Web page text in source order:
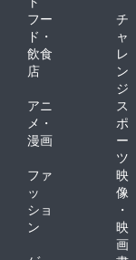
フー
ド・
飲食
店
チ
ャ
レ
ン
ジ
アニ
メ・
漫画
ス
ポ
ー
ツ
ファ
ッ
ショ
ン
映
像
・
映
画